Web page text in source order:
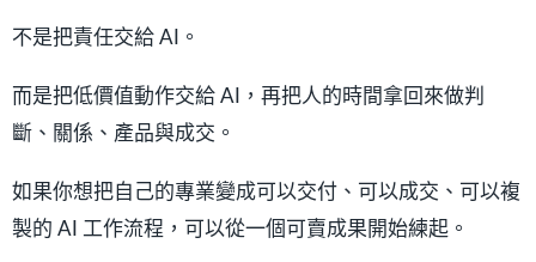
不是把責任交給 AI。
而是把低價值動作交給 AI，再把人的時間拿回來做判
斷、關係、產品與成交。
如果你想把自己的專業變成可以交付、可以成交、可以複
製的 AI 工作流程，可以從一個可賣成果開始練起。